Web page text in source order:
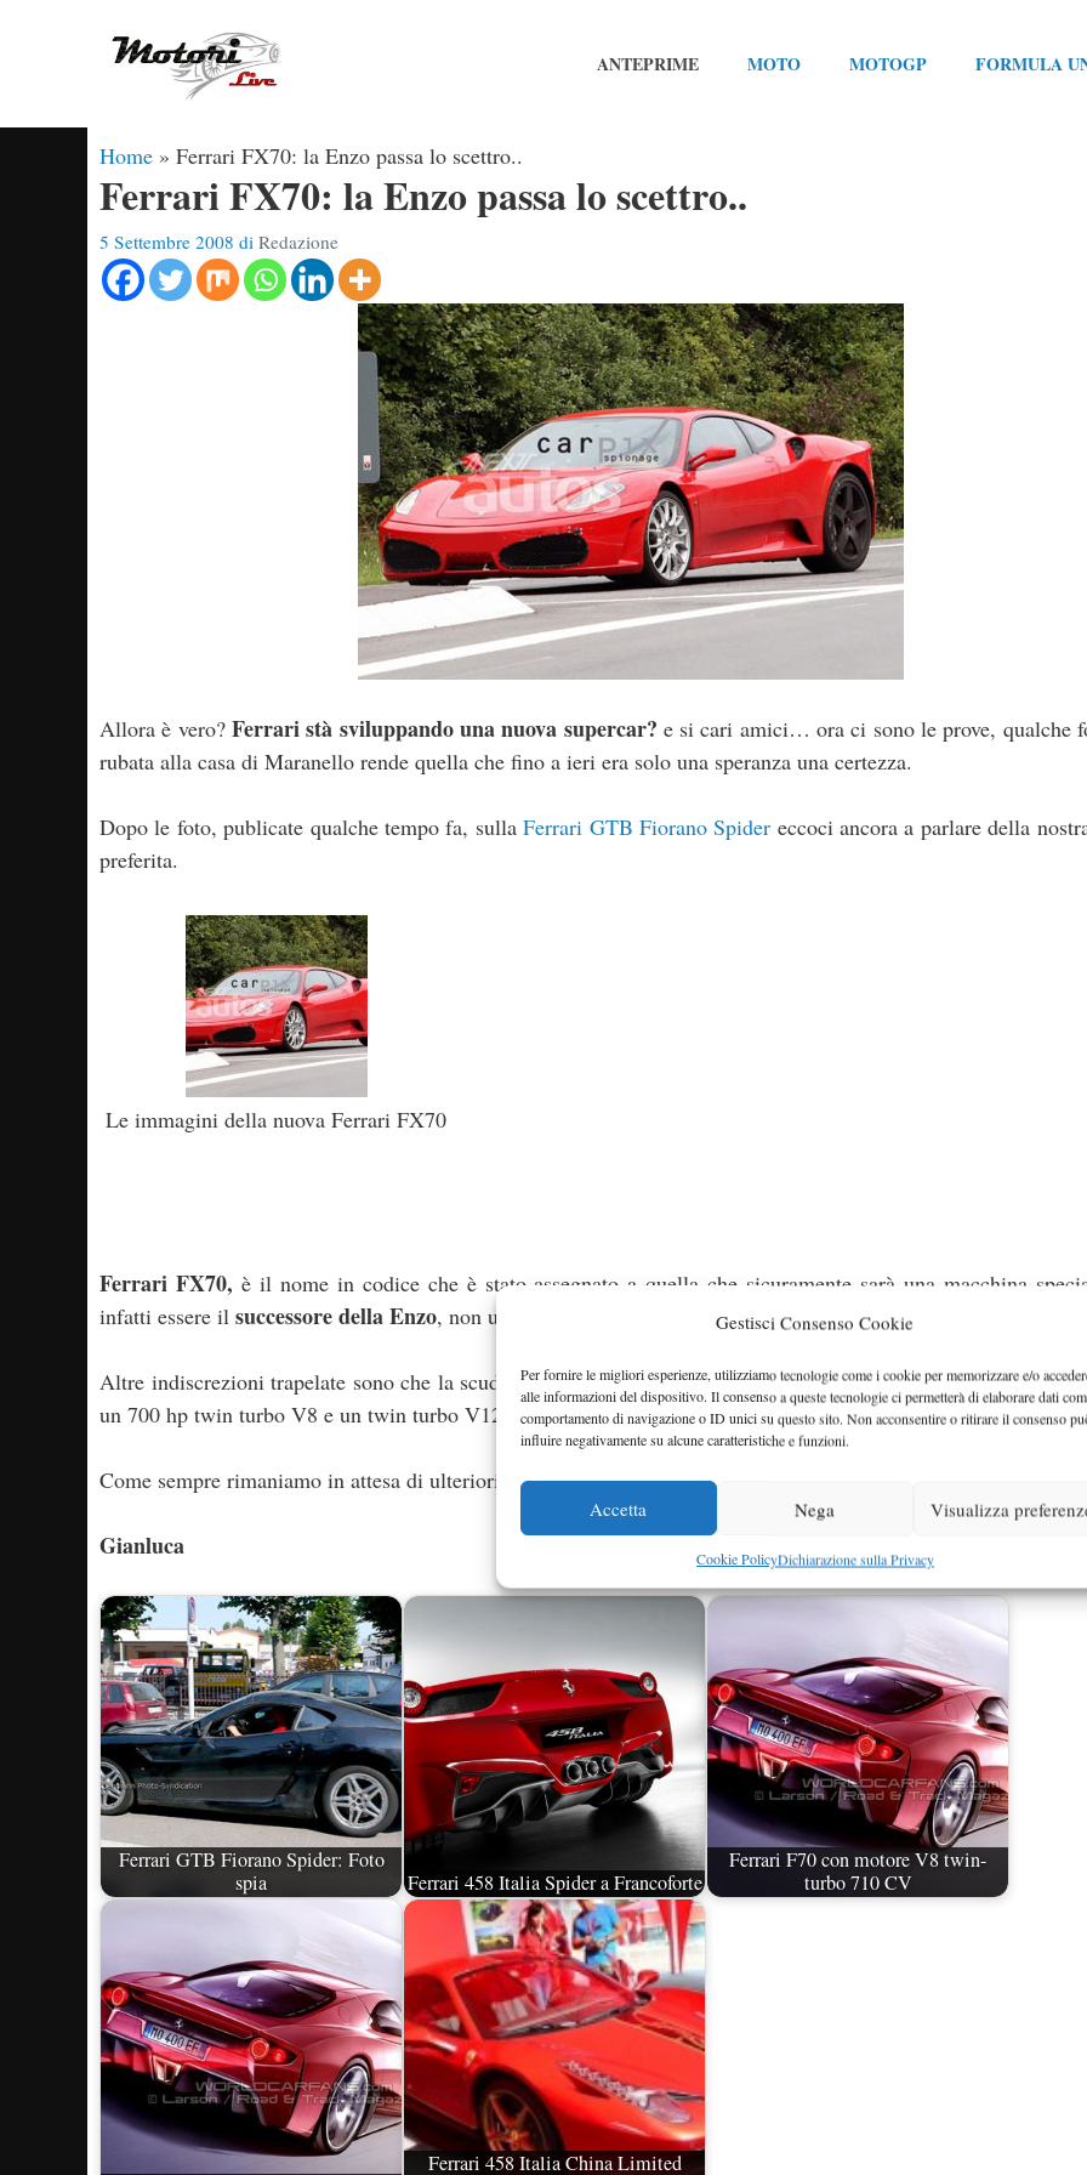
Gestisci Consenso Cookie
Per fornire le migliori esperienze, utilizziamo tecnologie come i cookie per memorizzare e/o
alle informazioni del dispositivo. Il consenso a queste tecnologie ci permetterà di elaborare dati
comportamento di navigazione o ID unici su questo sito. Non acconsentire o ritirare il consenso
influire negativamente su alcune caratteristiche e funzioni.
Accetta Nega Visualizza
Cookie PolicyDichiarazione sulla Privacy
ANTEPRIME MOTO MOTOGP FORMULA
Home » Ferrari FX70: la Enzo passa lo scettro..
Ferrari FX70: la Enzo passa lo scettro..
5 Settembre 2008 di Redazione
Allora è vero? Ferrari stà sviluppando una nuova supercar? e si cari amici… ora ci sono le prove, qualche
rubata alla casa di Maranello rende quella che fino a ieri era solo una speranza una certezza.
Dopo le foto, publicate qualche tempo fa, sullaFerrari GTB Fiorano Spider eccoci ancora a parlare della
preferita.
Le immagini della nuova Ferrari FX70
Ferrari FX70, è il nome in codice che è stato assegnato a quella che sicuramente sarà una macchina
infatti essere il successore della Enzo, non un modello qualsiasi…
Altre indiscrezioni trapelate sono che la scuderia di Maranello stia lavorando su due motori diversi per la
un 700 hp twin turbo V8 e un twin turbo V12; si parla dunque di circa 800 Cv.
Come sempre rimaniamo in attesa di ulteriori aggiornamenti…
Gianluca
Ferrari GTB Fiorano Spider: Foto
spia
Ferrari 458 Italia Spider a Francoforte
Ferrari F70 con motore V8 twin-
turbo 710 CV
Ferrari 458 Italia China Limited